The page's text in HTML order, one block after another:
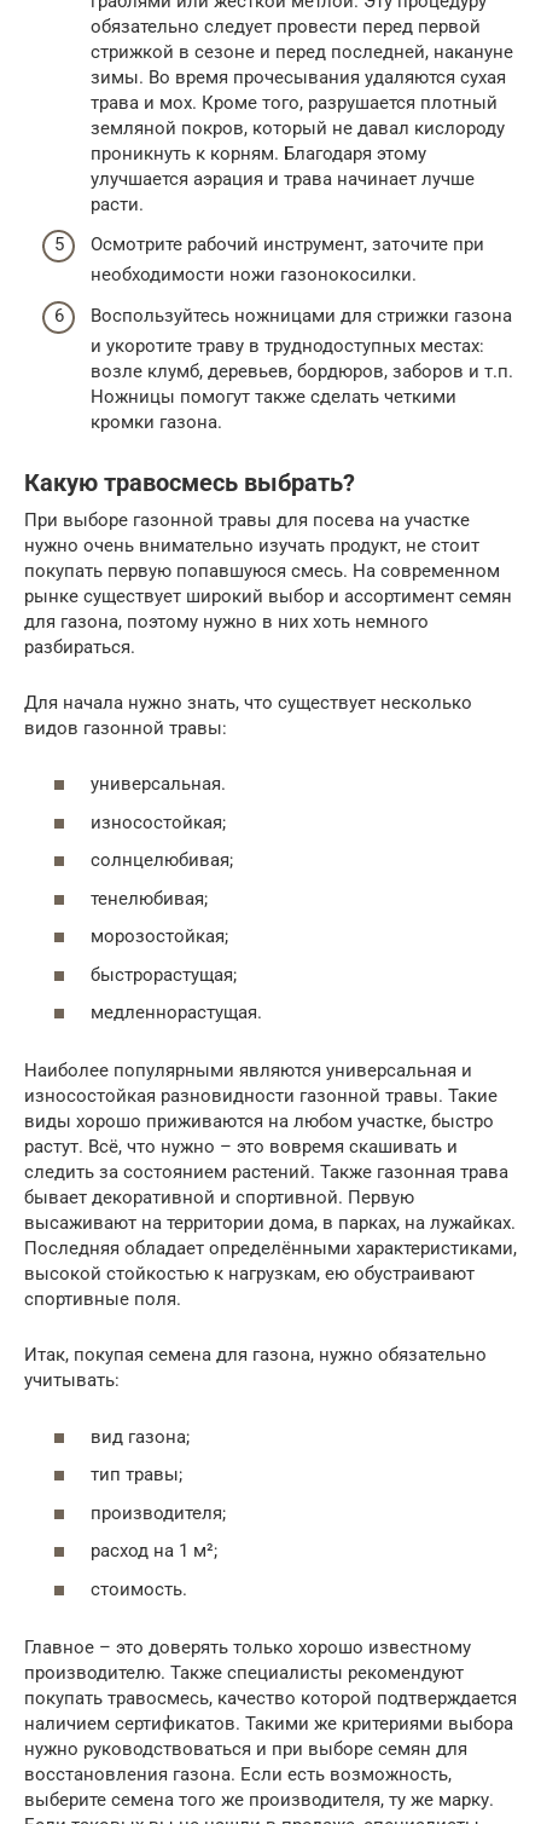
обязательно следует провести перед первой
стрижкой в сезоне и перед последней, накануне
зимы. Во время прочесывания удаляются сухая
трава и мох. Кроме того, разрушается плотный
земляной покров, который не давал кислороду
проникнуть к корням. Благодаря этому
улучшается аэрация и трава начинает лучше
расти.
Осмотрите рабочий инструмент, заточите при
необходимости ножи газонокосилки.
Воспользуйтесь ножницами для стрижки газона
и укоротите траву в труднодоступных местах:
возле клумб, деревьев, бордюров, заборов и т.п.
Ножницы помогут также сделать четкими
кромки газона.
Какую травосмесь выбрать?
При выборе газонной травы для посева на участке
нужно очень внимательно изучать продукт, не стоит
покупать первую попавшуюся смесь. На современном
рынке существует широкий выбор и ассортимент семян
для газона, поэтому нужно в них хоть немного
разбираться.
Для начала нужно знать, что существует несколько
видов газонной травы:
универсальная.
износостойкая;
солнцелюбивая;
тенелюбивая;
морозостойкая;
быстрорастущая;
медленнорастущая.
Наиболее популярными являются универсальная и
износостойкая разновидности газонной травы. Такие
виды хорошо приживаются на любом участке, быстро
растут. Всё, что нужно – это вовремя скашивать и
следить за состоянием растений. Также газонная трава
бывает декоративной и спортивной. Первую
высаживают на территории дома, в парках, на лужайках.
Последняя обладает определёнными характеристиками,
высокой стойкостью к нагрузкам, ею обустраивают
спортивные поля.
Итак, покупая семена для газона, нужно обязательно
учитывать:
вид газона;
тип травы;
производителя;
расход на 1 м²;
стоимость.
Главное – это доверять только хорошо известному
производителю. Также специалисты рекомендуют
покупать травосмесь, качество которой подтверждается
наличием сертификатов. Такими же критериями выбора
нужно руководствоваться и при выборе семян для
восстановления газона. Если есть возможность,
выберите семена того же производителя, ту же марку.